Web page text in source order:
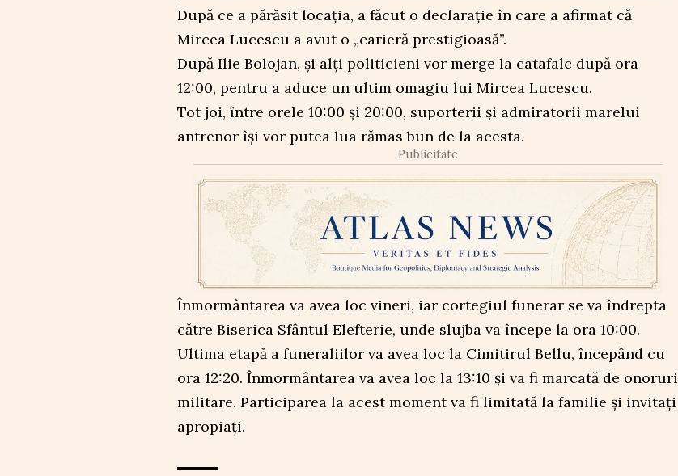
După ce a părăsit locația, a făcut o declarație în care a afirmat că
Mircea Lucescu a avut o „carieră prestigioasă”.
După Ilie Bolojan, și alți politicieni vor merge la catafalc după ora
12:00, pentru a aduce un ultim omagiu lui Mircea Lucescu.
Tot joi, între orele 10:00 și 20:00, suporterii și admiratorii marelui
antrenor își vor putea lua rămas bun de la acesta.
Publicitate
Înmormântarea va avea loc vineri, iar cortegiul funerar se va îndrepta
către Biserica Sfântul Elefterie, unde slujba va începe la ora 10:00.
Ultima etapă a funeraliilor va avea loc la Cimitirul Bellu, începând cu
ora 12:20. Înmormântarea va avea loc la 13:10 și va fi marcată de onoruri
militare. Participarea la acest moment va fi limitată la familie și invitați
apropiați.